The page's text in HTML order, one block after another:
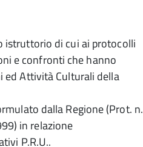
istruttorio di cui ai protocolli
e confronti che hanno
ed Attività Culturali della
dalla Regione (Prot. n.
in relazione
P.R.U..